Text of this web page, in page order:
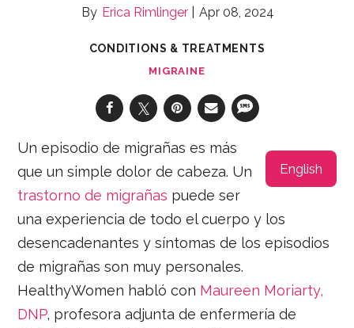
Erica Rimlinger Apr 08, 2024
CONDITIONS & TREATMENTS
MIGRAINE
English
Un episodio de migrañas es más
que un simple dolor de cabeza. Un
trastorno de migrañas puede ser
una experiencia de todo el cuerpo y los
desencadenantes y síntomas de los episodios
de migrañas son muy personales.
HealthyWomen habló con Maureen Moriarty,
DNP, profesora adjunta de enfermería de